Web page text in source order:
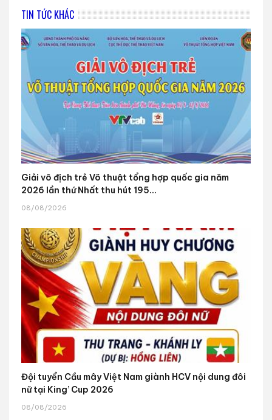
TIN TỨC KHÁC
Giải vô địch trẻ Võ thuật tổng hợp quốc gia năm
2026 lần thứ Nhất thu hút 195...
08/08/2026
Đội tuyển Cầu mây Việt Nam giành HCV nội dung đôi
nữ tại King’ Cup 2026
08/08/2026